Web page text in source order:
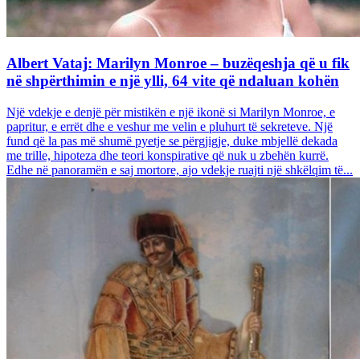
Albert Vataj: Marilyn Monroe – buzëqeshja që u fik
në shpërthimin e një ylli, 64 vite që ndaluan kohën
Një vdekje e denjë për mistikën e një ikonë si Marilyn Monroe, e
papritur, e errët dhe e veshur me velin e pluhurt të sekreteve. Një
fund që la pas më shumë pyetje se përgjigje, duke mbjellë dekada
me trille, hipoteza dhe teori konspirative që nuk u zbehën kurrë.
Edhe në panoramën e saj mortore, ajo vdekje ruajti një shkëlqim të...